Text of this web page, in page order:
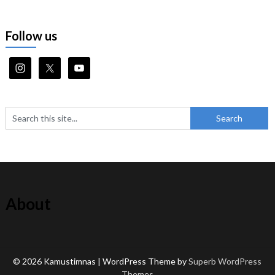
Follow us
About
© 2026 Kamustimnas | WordPress Theme bySuperb WordPress